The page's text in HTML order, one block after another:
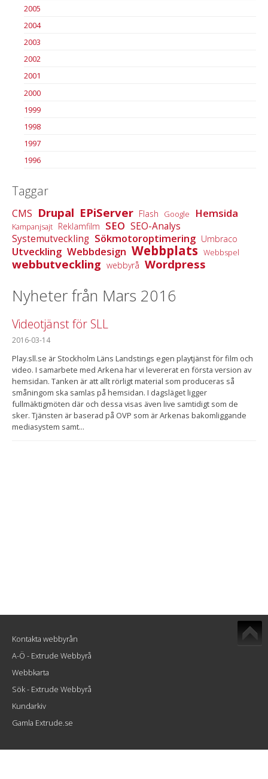
2005
2004
2003
2002
2001
2000
1999
1998
1997
1996
Taggar
CMS Drupal EPiServer Flash Google Hemsida
Kampanjsajt Reklamfilm SEO SEO-Analys
Systemutveckling Sökmotoroptimering Umbraco
Utveckling Webbdesign Webbplats Webbspel
webbutveckling webbyrå Wordpress
Nyheter från Mars 2016
Videotjänst för SLL
2016-03-14
Play.sll.se är Stockholm Läns Landstings egen playtjänst för film och
video. I samarbete med Arkena har vi levererat en första version av
hemsidan. Tanken är att allt rörligt material som produceras så
småningom ska samlas på hemsidan. I dagsläget ligger
fullmäktigmöten där och dessa visas även live samtidigt som de
sker. Tjänsten är baserad på OVP som är Arkenas bakomliggande
mediasystem samt...
Kontakta webbyrån
A-Ö - Extrude Webbyrå
Webbkarta
Sök - Extrude Webbyrå
Kundarkiv
Gamla Extrude.se